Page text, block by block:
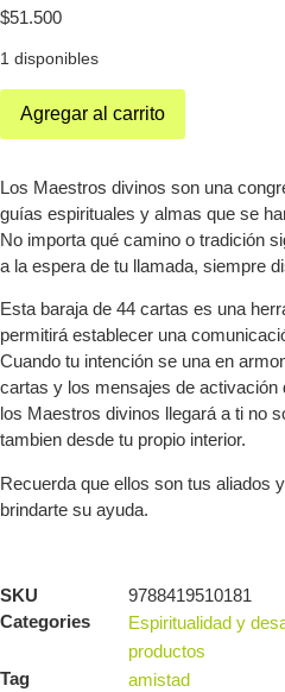
$51.500
1 disponibles
Agregar al carrito
Los Maestros divinos son una
guías espirituales y almas que se
No importa qué camino o tradición
a la espera de tu llamada, siempre
Esta baraja de 44 cartas es una
permitirá establecer una
Cuando tu intención se una en
cartas y los mensajes de activación
los Maestros divinos llegará a ti no
tambien desde tu propio interior.
Recuerda que ellos son tus aliados
brindarte su ayuda.
SKU
9788419510181
Categories
Espiritualidad y
productos
Tag
amistad